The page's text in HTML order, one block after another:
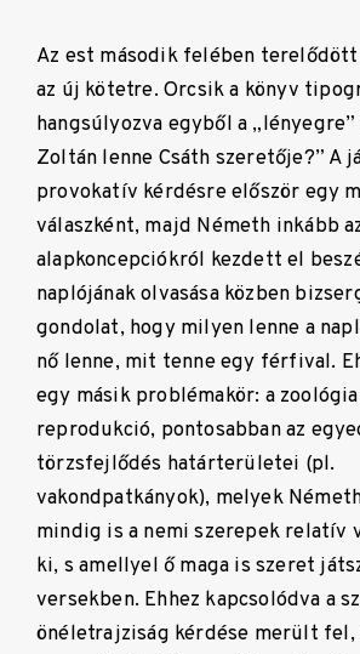
Az est második felében terelődött
az új kötetre. Orcsik a könyv
hangsúlyozva egyből a
Zoltán lenne Csáth szeretője?” A
provokatív kérdésre először egy
válaszként, majd Németh inkább
alapkoncepciókról kezdett el
naplójának olvasása közben
gondolat, hogy milyen lenne a
nő lenne, mit tenne egy férfival.
egy másik problémakör: a
reprodukció, pontosabban az
törzsfejlődés határterületei (pl.
vakondpatkányok), melyek
mindig is a nemi szerepek relatív
ki, s amellyel ő maga is szeret
versekben. Ehhez kapcsolódva a
önéletrajziság kérdése merült